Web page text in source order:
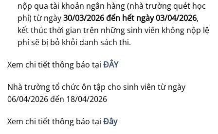
nộp qua tài khoản ngân hàng (nhà trường quét học
phí) từ ngày30/03/2026 đến hết ngày 03/04/2026,
kết thúc thời gian trên những sinh viên không nộp lệ
phí sẽ bị bỏ khỏi danh sách thi.
Xem chi tiết thông báo tại ĐÂY
Nhà trường tổ chức ôn tập cho sinh viên từ ngày
06/04/2026 đến 18/04/2026
Xem chi tiết thông báo tại Đây